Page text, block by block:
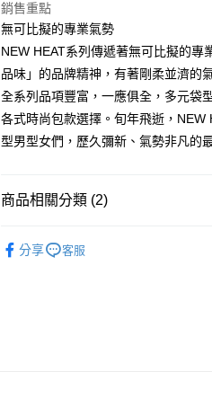
【注意事項】
用戶於交易時，得透過本服務購買商品或
款買賣價金債權讓與本公司後，依約使用
2.基於同意付款使用「大哥付你分期」之
資料（包含姓名、電話或地址）提供予台
用，由本公司與您本人進行分期帳單所需
3.完整用戶服務條款，請詳閱以下連結：
３．收到繳費通知簡訊後14天內，點擊此
／ATM／網路銀行／等多元方式進行付款
※ 請注意：結帳手續完成當下不需立刻繳
絡購買商品的店家。未經商家同意取消之
先享後付繳納相關費用。
※ 交易是否成功請以「AFTEE先享後付
付客戶支援中心」https://
求債權轉讓予恩沛科技股份有限公司。
３．未成年的使用者請事先徵得法定代理
每筆NT$70，滿NT$899(含以上)免運
宅配
每筆NT$100，滿NT$1,000(含以上)
京站台北店客服中心(1F星巴克旁) 即
請自備購物袋，若需購買紙袋可現場
銷售重點
無可比擬的專業氣勢
NEW HEAT系列傳遞著無可比擬的專
品味」的品牌精神，有著剛柔並濟的
全系列品項豐富，一應俱全，多元袋
各式時尚包款選擇。旬年飛逝，NEW
型男型女們，歷久彌新、氣勢非凡的
商品相關分類 (2)
分享 客服